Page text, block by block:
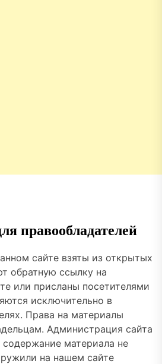
правообладателей
сайте взяты из открытых
обратную ссылку на
или присланы посетителями
исключительно в
Права на материалы
Администрация сайта
содержание материала не
на нашем сайте